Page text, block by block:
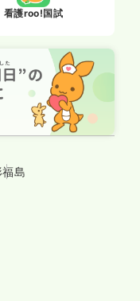
看護roo!国試
福島